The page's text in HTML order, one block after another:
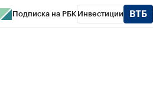
Подписка на РБК Инвестиции